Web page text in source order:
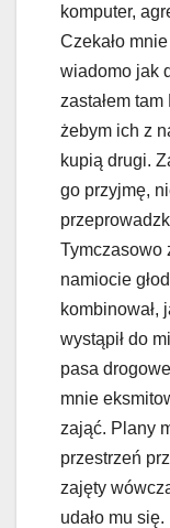
komputer,
Czekało
wiadomo jak
zastałem
żebym ich z
kupią drugi.
go przyjmę,
Tymczasowo
namiocie
kombinował,
wystąpił do
pasa
mnie
zająć. Plany
przestrzeń
zajęty
udało mu się.